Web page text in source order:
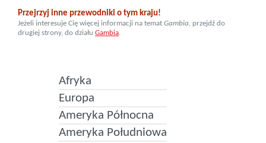
Przejrzyj inne przewodniki o tym kraju!
Jeżeli interesuje Cię więcej informacji na temat Gambia, przejdź do
drugiej strony, do działu Gambia.
Afryka
Europa
Ameryka Północna
Ameryka Południowa